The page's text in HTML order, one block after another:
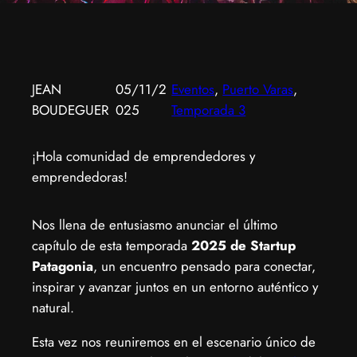
JEAN
BOUDEGUER
05/11/2
025
Eventos, Puerto Varas
Temporada 3
¡Hola comunidad de emprendedores y
emprendedoras!
Nos llena de entusiasmo anunciar el último
capítulo de esta temporada 2025 de Startup
Patagonia, un encuentro pensado para conectar,
inspirar y avanzar juntos en un entorno auténtico y
natural.
Esta vez nos reuniremos en el escenario único de